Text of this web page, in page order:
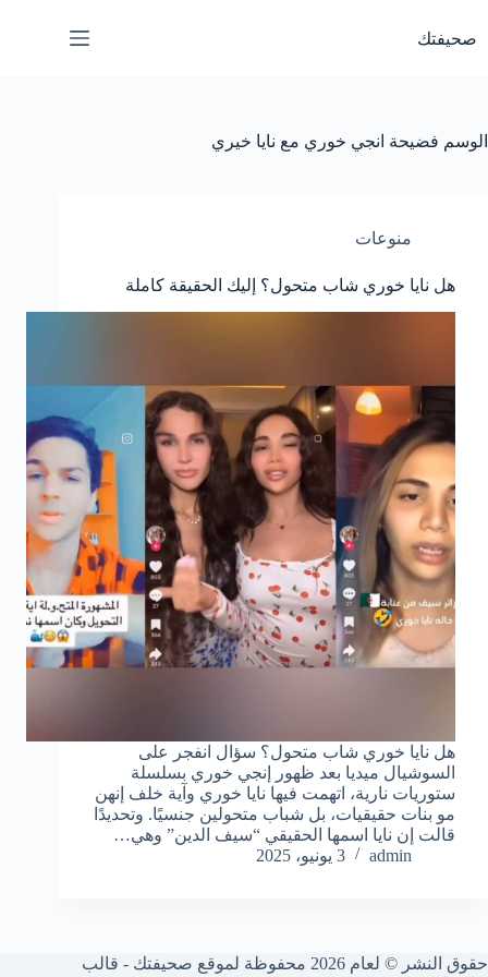
المحتوى
صحيفتك
الوسم فضيحة انجي خوري مع نايا خيري
منوعات
هل نايا خوري شاب متحول؟ إليك الحقيقة كاملة
هل نايا خوري شاب متحول؟ سؤال انفجر على
السوشيال ميديا بعد ظهور إنجي خوري بسلسلة
ستوريات نارية، اتهمت فيها نايا خوري وآية خلف إنهن
مو بنات حقيقيات، بل شباب متحولين جنسيًا. وتحديدًا
قالت إن نايا اسمها الحقيقي “سيف الدين” وهي…
admin
3 يونيو، 2025
حقوق النشر © لعام 2026 محفوظة لموقع صحيفتك - قالب